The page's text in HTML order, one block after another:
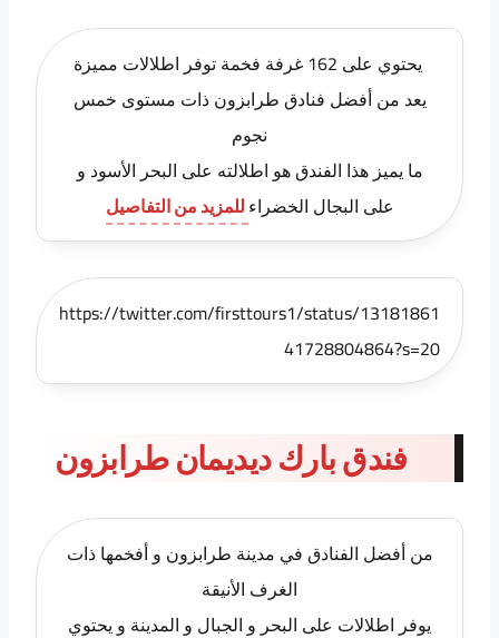
يحتوي على 162 غرفة فخمة توفر اطلالات مميزة
يعد من أفضل فنادق طرابزون ذات مستوى خمس
نجوم
ما يميز هذا الفندق هو اطلالته على البحر الأسود و
على البجال الخضراءللمزيد من التفاصيل
https://twitter.com/firsttours1/status/13181861
41728804864?s=20
فندق بارك ديديمان طرابزون
من أفضل الفنادق في مدينة طرابزون و أفخمها ذات
الغرف الأنيقة
يوفر اطلالات على البحر و الجبال و المدينة و يحتوي